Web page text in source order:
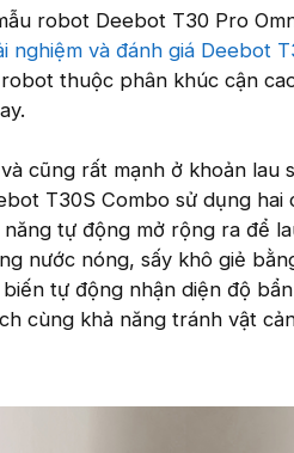
robot Deebot T30 Pro
nghiệm và đánh giá Deebot
thuộc phân khúc cận
cũng rất mạnh ở khoản lau
T30S Combo sử dụng hai
tự động mở rộng ra để
nước nóng, sấy khô giẻ
tự động nhận diện độ
cùng khả năng tránh vật